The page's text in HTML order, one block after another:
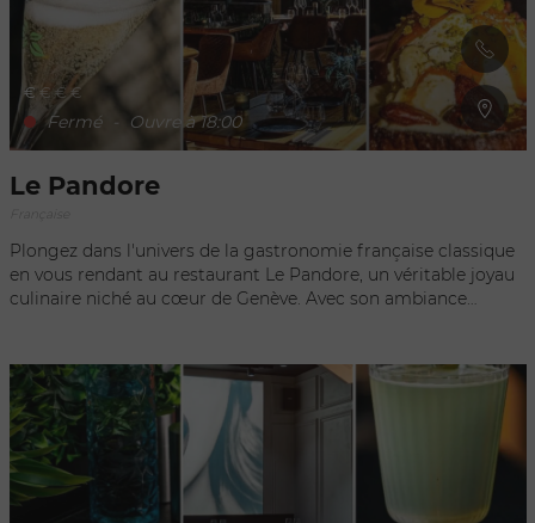
€ € € €
Fermé - Ouvre à 18:00
Le Pandore
Plongez dans l'univers de la gastronomie française classique
en vous rendant au restaurant Le Pandore, un véritable joyau
culinaire niché au cœur de Genève. Avec son ambiance
franchirez les portes du restaurant Le Pandore, vous serez
immédiatement séduit par son atmosphère intime et
conviviale. La décoration soigneusement choisie, alliant
modernité et élégance, crée une ambiance propice à la
détente et au plaisir de la dégustation. Le menu de Le
Pandore est un véritable hommage à la cuisine française
traditionnelle. Les chefs talentueux du restaurant mettent en